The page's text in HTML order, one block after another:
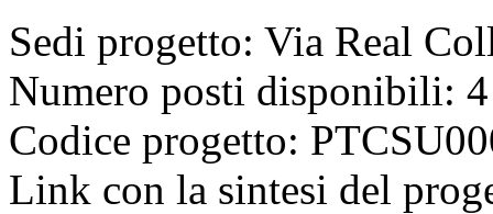
Sedi progetto: Via Real
Numero posti disponibili: 4
Codice progetto:
Link con la sintesi del